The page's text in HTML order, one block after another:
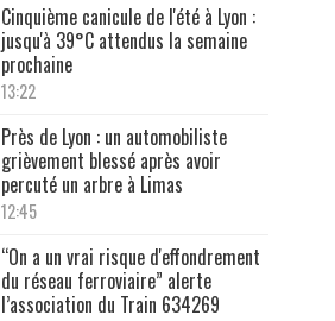
Cinquième canicule de l'été à Lyon :
jusqu'à 39°C attendus la semaine
prochaine
13:22
Près de Lyon : un automobiliste
grièvement blessé après avoir
percuté un arbre à Limas
12:45
“On a un vrai risque d'effondrement
du réseau ferroviaire” alerte
l’association du Train 634269